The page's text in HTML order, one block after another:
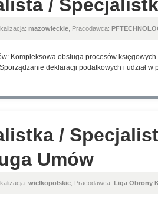
/
mazowieckie , Pracodawca:
Kompleksowa obsługa procesów
deklaracji podatkowych i udział
/
Umów
wielkopolskie , Pracodawca: Liga Obrony